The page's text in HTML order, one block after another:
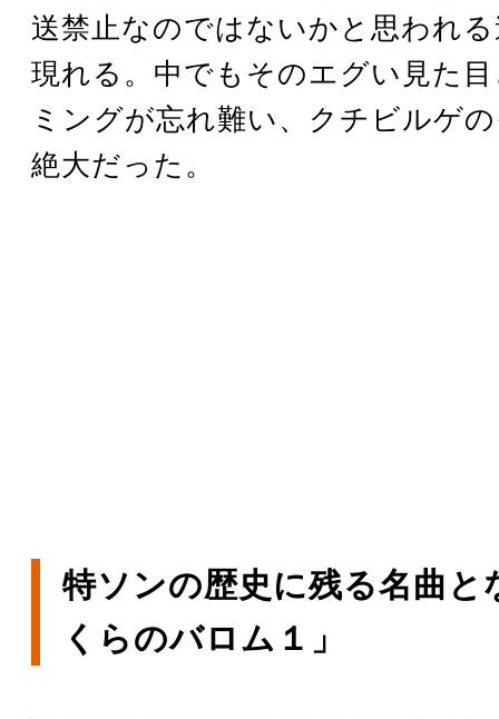
送禁止なのではないかと思われ
現れる。中でもそのエグい見た
ミングが忘れ難い、クチビルゲ
絶大だった。
特ソンの歴史に残る名曲と
くらのバロム１」